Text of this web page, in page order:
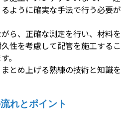
ように確実な手法で行う必要が
ら、正確な測定を行い、材料を
性を考慮して配管を施工するこ
。
とめ上げる熟練の技術と知識を
れとポイント